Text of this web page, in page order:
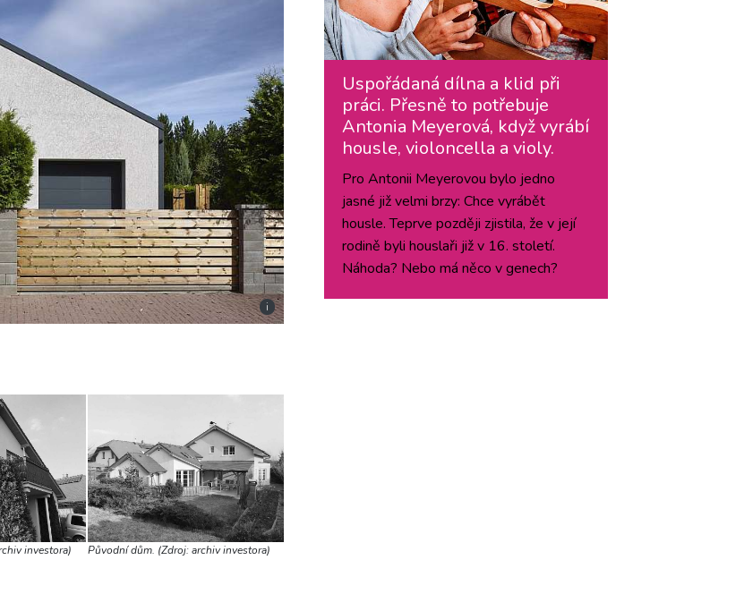
i
investora) Původní dům. (Zdroj: archiv investora)
Uspořádaná dílna a klid při
práci. Přesně to potřebuje
Antonia Meyerová, když vyrábí
housle, violoncella a violy.
Pro Antonii Meyerovou bylo jedno
jasné již velmi brzy: Chce vyrábět
housle. Teprve později zjistila, že v její
rodině byli houslaři již v 16. století.
Náhoda? Nebo má něco v genech?